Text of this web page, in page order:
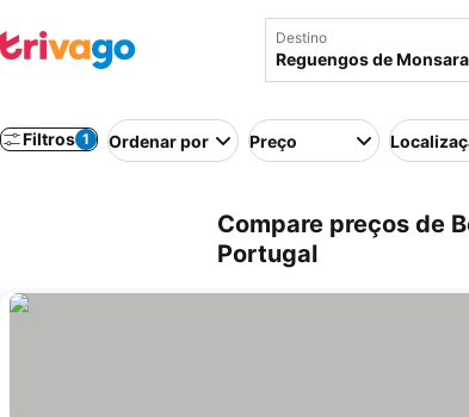
Destino
Filtros 1 Ordenar por Preço
Compare preços de
Portugal